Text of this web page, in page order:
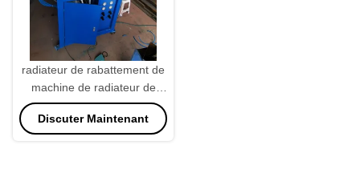
radiateur de rabattement de
machine de radiateur de
puissance de 220V 370W
faisant la machine
Discuter Maintenant